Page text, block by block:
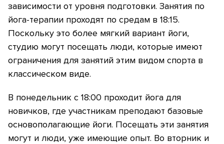
зависимости от уровня подготовки. Занятия по
йога-терапии проходят по средам в 18:15.
Поскольку это более мягкий вариант йоги,
студию могут посещать люди, которые имеют
ограничения для занятий этим видом спорта в
классическом виде.
В понедельник с 18:00 проходит йога для
новичков, где участникам преподают базовые
основополагающие йоги. Посещать эти занятия
могут и люди, уже имеющие опыт. Во вторник и